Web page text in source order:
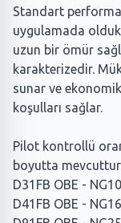
Standart
uygulamada
uzun bir ömür
karakterizedir.
sunar ve
koşulları sağlar.
Pilot kontrollü
boyutta
D31FB OBE -
D41FB OBE -